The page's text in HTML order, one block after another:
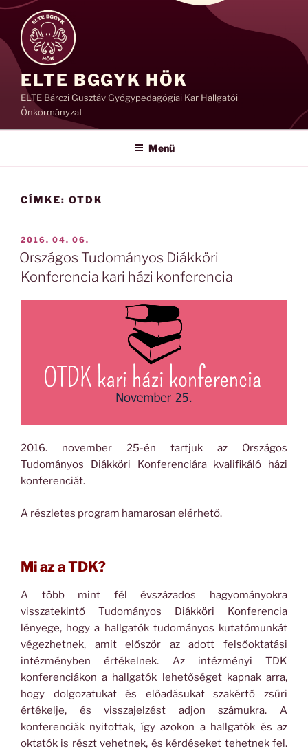
Tartalomhoz
ELTE BGGYK HÖK
ELTE Bárczi Gusztáv Gyógypedagógiai Kar Hallgatói
Önkormányzat
Menü
CÍMKE: OTDK
BEKÜLDVE:
2016. 04. 06.
Országos Tudományos Diákköri
Konferencia kari házi konferencia
2016. november 25-én tartjuk az Országos
Tudományos Diákköri Konferenciára kvalifikáló házi
konferenciát.
A részletes program hamarosan elérhető.
Mi az a TDK?
A több mint fél évszázados hagyományokra
visszatekintő Tudományos Diákköri Konferencia
lényege, hogy a hallgatók tudományos kutatómunkát
végezhetnek, amit először az adott felsőoktatási
intézményben értékelnek. Az intézményi TDK
konferenciákon a hallgatók lehetőséget kapnak arra,
hogy dolgozatukat és előadásukat szakértő zsűri
értékelje, és visszajelzést adjon számukra. A
konferenciák nyitottak, így azokon a hallgatók és az
oktatók is részt vehetnek, és kérdéseket tehetnek fel.